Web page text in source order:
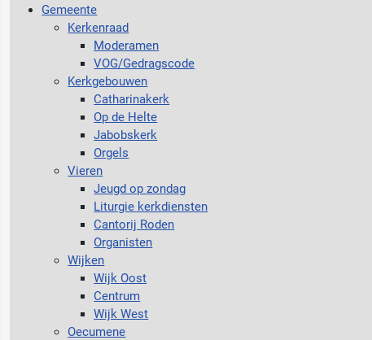
Gemeente
Kerkenraad
Moderamen
VOG/Gedragscode
Kerkgebouwen
Catharinakerk
Op de Helte
Jabobskerk
Orgels
Vieren
Jeugd op zondag
Liturgie kerkdiensten
Cantorij Roden
Organisten
Wijken
Wijk Oost
Centrum
Wijk West
Oecumene